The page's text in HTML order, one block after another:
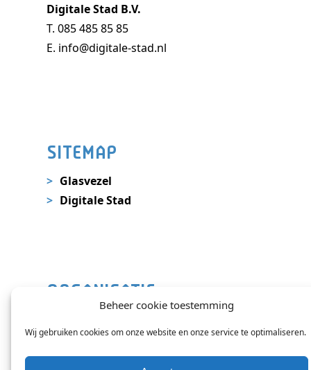
Beheer cookie toestemming
Wij gebruiken cookies om onze website en onze service te optimaliseren.
Digitale Stad B.V.
T. 085 485 85 85
E. info@digitale-stad.nl
SITEMAP
Glasvezel
Digitale Stad
ORGANISATIE
Contact
Veelgestelde vragen